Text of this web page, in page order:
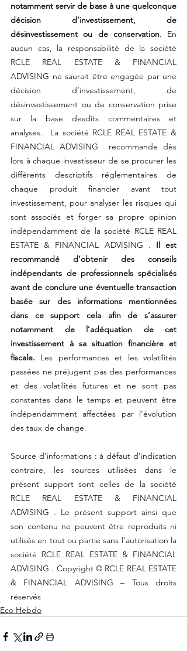
notamment servir de base à une quelconque
décision d’investissement, de
désinvestissement ou de conservation. En
aucun cas, la responsabilité de la société
RCLE REAL ESTATE & FINANCIAL
ADVISING ne saurait être engagée par une
décision d’investissement, de
désinvestissement ou de conservation prise
sur la base desdits commentaires et
analyses.  La société RCLE REAL ESTATE &
FINANCIAL ADVISING  recommande dès
lors à chaque investisseur de se procurer les
différents descriptifs réglementaires de
chaque produit financier avant tout
investissement, pour analyser les risques qui
sont associés et forger sa propre opinion
indépendamment de la société RCLE REAL
ESTATE & FINANCIAL ADVISING . Il est
recommandé d’obtenir des conseils
indépendants de professionnels spécialisés
avant de conclure une éventuelle transaction
basée sur des informations mentionnées
dans ce support cela afin de s’assurer
notamment de l’adéquation de cet
investissement à sa situation financière et
fiscale. Les performances et les volatilités
passées ne préjugent pas des performances
et des volatilités futures et ne sont pas
constantes dans le temps et peuvent être
indépendamment affectées par l’évolution
des taux de change.
Source d’informations : à défaut d’indication
contraire, les sources utilisées dans le
présent support sont celles de la société
RCLE REAL ESTATE & FINANCIAL
ADVISING . Le présent support ainsi que
son contenu ne peuvent être reproduits ni
utilisés en tout ou partie sans l’autorisation la
société RCLE REAL ESTATE & FINANCIAL
ADVISING . Copyright © RCLE REAL ESTATE
& FINANCIAL ADVISING – Tous droits
réservés
Eco Hebdo